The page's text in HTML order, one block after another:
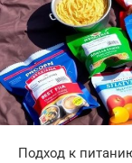
Подход к